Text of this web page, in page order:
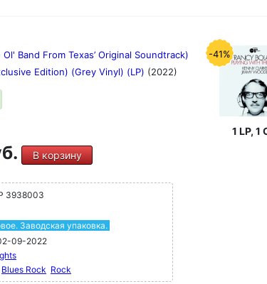
Ol' Band From Texas’ Original Soundtrack)
Edition) (Grey Vinyl) (LP) (2022)
В корзину
3938003
Заводская упаковка.
09-2022
Blues Rock Rock
-41%
1 LP, 1